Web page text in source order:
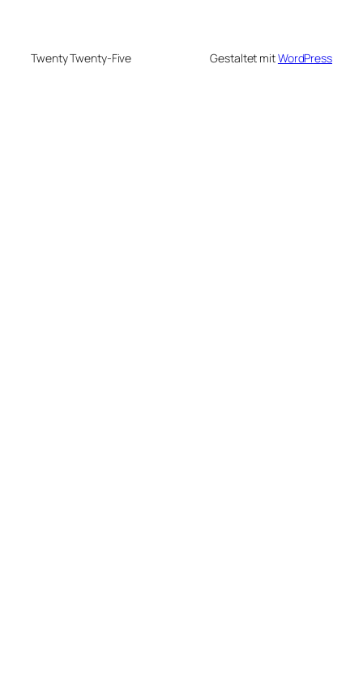
Twenty Twenty-Five Gestaltet mitWordPress